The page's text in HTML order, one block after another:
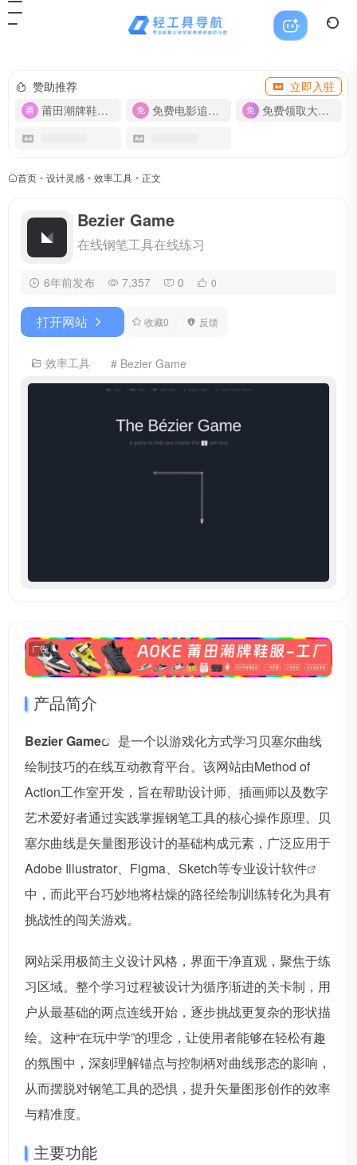
赞助推荐
立即入驻
莆田潮牌鞋服-货源
免费电影追剧APP 免费领取大流量卡【500G】
首页 • 设计灵感 • 效率工具 • 正文
Bezier Game
在线钢笔工具在线练习
6年前发布 7,357 0 0
打开网站 收藏0 反馈
效率工具 # Bezier Game
广告
产品简介
Bezier Game
是一个以游戏化方式学习贝塞尔曲线
绘制技巧的在线互动教育平台。该网站由Method of
Action工作室开发，旨在帮助设计师、插画师以及数字
艺术爱好者通过实践掌握钢笔工具的核心操作原理。贝
塞尔曲线是矢量图形设计的基础构成元素，广泛应用于
Adobe Illustrator、Figma、Sketch等专业设计软件
中，而此平台巧妙地将枯燥的路径绘制训练转化为具有
挑战性的闯关游戏。
网站采用极简主义设计风格，界面干净直观，聚焦于练
习区域。整个学习过程被设计为循序渐进的关卡制，用
户从最基础的两点连线开始，逐步挑战更复杂的形状描
绘。这种“在玩中学”的理念，让使用者能够在轻松有趣
的氛围中，深刻理解锚点与控制柄对曲线形态的影响，
从而摆脱对钢笔工具的恐惧，提升矢量图形创作的效率
与精准度。
主要功能